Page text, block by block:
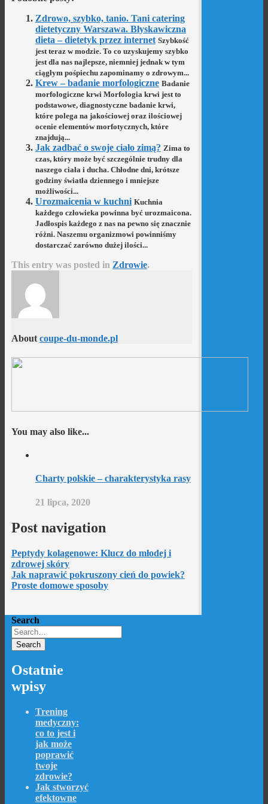
Zdrowo, szybko, tanio. Tani catering
dietetyczny Warszawa. Błyskawiczna
dieta – dietetyk przez internet Szybkość
jest teraz w modzie. To co uzyskujemy szybko
jest dla nas najlepsze, niemniej jednak w tym
ciągłym pośpiechu zapominamy o zdrowym...
Krew – badanie morfologiczne Badanie
morfologiczne krwi Morfologia krwi jest to
podstawowe, diagnostyczne badanie krwi,
które polega na jakościowej oraz ilościowej
ocenie elementów morfotycznych, które
znajdują...
Jak zadbać o swoje ciało zimą? Zima to
czas, który może być szczególnie trudny dla
naszego ciała i ducha. Chłodne dni, krótsze
godziny światła dziennego i mniejsze
możliwości...
Urozmaicenia w kuchni Kuchnia
każdego człowieka powinna być urozmaicona.
Jadłospis każdego z nas na pewno się znacznie
różni. Naszemu organizmowi powinniśmy
dostarczać zarówno dużej ilości...
This entry was posted in Zdrowie.
About coupe-du-monde.pl
You may also like...
Charty polskie – charakterystyka rasy
21 lipca, 2020
Post navigation
Peptydy kolagenowe: Klucz do młodej i
zdrowej skóry
Jak naprawić pokruszony cień do powiek?
Proste domowe sposoby
Search
Ostatnie
wpisy
Trening
medyczny:
co to jest i
jak może
poprawić
twoje
zdrowie?
Jak stworzyć
efektowne